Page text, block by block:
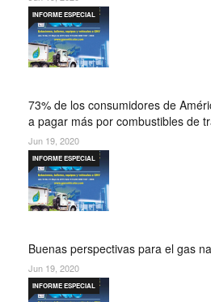
73% de los consumidores de
a pagar más por combustibles de
INFORME ESPECIAL
Jun 19, 2020
Buenas perspectivas para el gas
INFORME ESPECIAL
Jun 19, 2020
INFORME ESPECIAL